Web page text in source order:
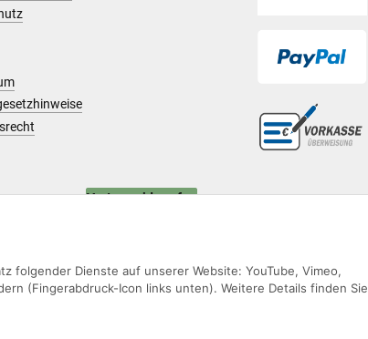
Vertrag widerrufen
folgender Dienste auf unserer Website: YouTube, Vimeo,
(Fingerabdruck-Icon links unten). Weitere Details finden Sie